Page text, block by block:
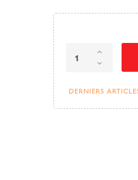
DERNIERS